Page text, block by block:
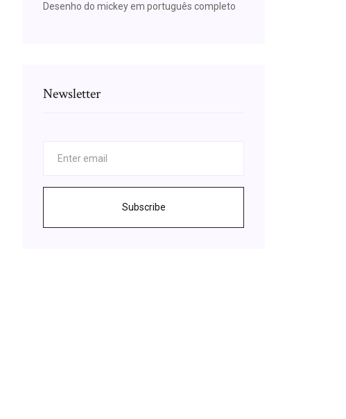
Desenho do mickey em português completo
Newsletter
Subscribe